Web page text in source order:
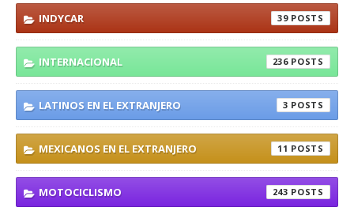
INDYCAR 39
INTERNACIONAL 236
LATINOS EN EL EXTRANJERO 3
MEXICANOS EN EL EXTRANJERO 11
MOTOCICLISMO 243